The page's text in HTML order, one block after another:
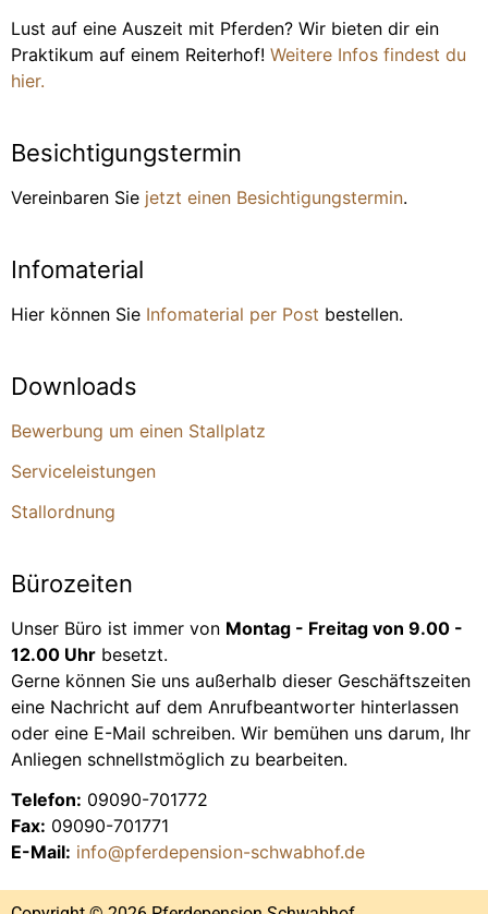
Lust auf eine Auszeit mit Pferden? Wir bieten dir ein
Praktikum auf einem Reiterhof! Weitere Infos findest du
hier.
Besichtigungstermin
Vereinbaren Sie jetzt einen Besichtigungstermin.
Infomaterial
Hier können Sie Infomaterial per Post bestellen.
Downloads
Bewerbung um einen Stallplatz
Serviceleistungen
Stallordnung
Bürozeiten
Unser Büro ist immer von Montag - Freitag von 9.00 -
12.00 Uhr besetzt.
Gerne können Sie uns außerhalb dieser Geschäftszeiten
eine Nachricht auf dem Anrufbeantworter hinterlassen
oder eine E-Mail schreiben. Wir bemühen uns darum, Ihr
Anliegen schnellstmöglich zu bearbeiten.
Telefon: 09090-701772
Fax: 09090-701771
E-Mail: info@pferdepension-schwabhof.de